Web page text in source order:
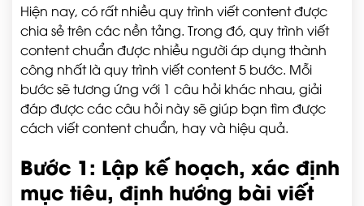
Hiện nay, có rất nhiều quy trình viết content được
chia sẻ trên các nền tảng. Trong đó, quy trình viết
content chuẩn được nhiều người áp dụng thành
công nhất là quy trình viết content 5 bước. Mỗi
bước sẽ tương ứng với 1 câu hỏi khác nhau, giải
đáp được các câu hỏi này sẽ giúp bạn tìm được
cách viết content chuẩn, hay và hiệu quả.
Bước 1: Lập kế hoạch, xác định
mục tiêu, định hướng bài viết